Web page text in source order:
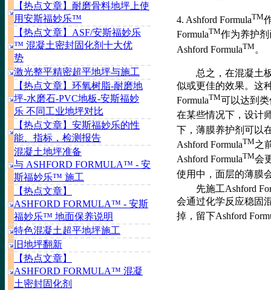
【热点文章】耐磨骨料地坪上使
用安斯福妙乐™
【热点文章】ASF/安斯福妙乐
™ 混凝土密封固化剂十大优
势
激光整平精密超平地坪与施工
【热点文章】环氧树脂-耐磨地
坪-水磨石-PVC地板-安斯福妙
乐 不同工业地坪对比
【热点文章】安斯福妙乐的性
能、指标，检测报告
混凝土地坪准备
与 ASHFORD FORMULA™ - 安
斯福妙乐™ 施工
【热点文章】
ASHFORD FORMULA™ - 安斯
福妙乐™ 地面保养说明
特色混凝土超平地坪施工
旧地坪翻新
【热点文章】
ASHFORD FORMULA™ 混凝
土密封固化剂
4. Ashford FormulaTM
FormulaTM作为养护
Ashford FormulaTM 。
总之，在混凝土板
似或更佳的效果。这
FormulaTM可以达到
在某些情况下，设计
下，薄膜养护剂可以
Ashford FormulaTM之
Ashford FormulaTM会
使用中，面层的薄膜
先施工Ashford
会通过化学反应稳固
掉，留下Ashford